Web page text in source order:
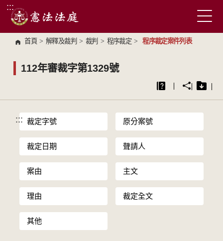
跳到主要內容區塊
:::
首頁 > 解釋及裁判 > 裁判 > 程序裁定 > 程序裁定案件列表
112年審裁字第1329號
::: 裁定字號 原分案號
裁定日期 聲請人
案由 主文
理由 裁定全文
其他